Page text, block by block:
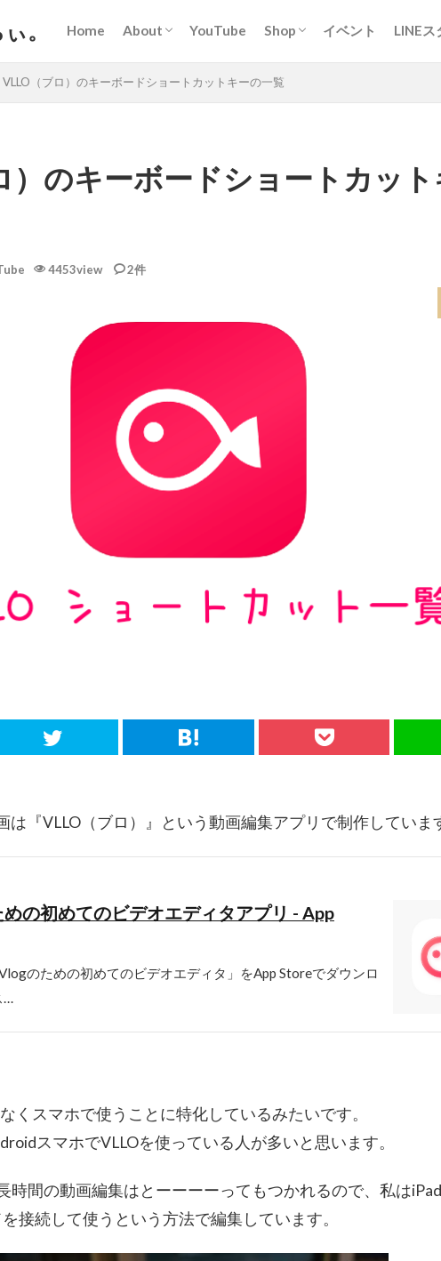
。 Home About YouTube Shop イベント LINEス
VLLO（ブロ）のキーボードショートカットキーの一覧
）のキーボードショートカッ
4453view 2件
は『VLLO（ブロ）』という動画編集アプリで制作していま
の初めてのビデオエディタアプリ - App
のための初めてのビデオエディタ」をApp Storeでダウンロ
…
くスマホで使うことに特化しているみたいです。
スマホでVLLOを使っている人が多いと思います。
時間の動画編集はとーーーーってもつかれるので、私は
接続して使うという方法で編集しています。